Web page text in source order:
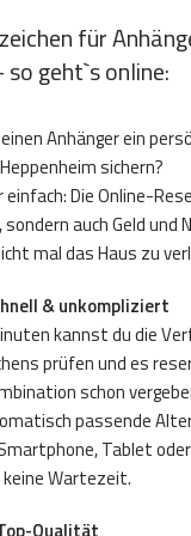
für
geht`s online:
Anhänger ein
sichern?
einfach: Die Online-
auch Geld und
mal das Haus zu
& unkompliziert
kannst du die
prüfen und es
schon
passende
Tablet oder
keine Wartezeit.